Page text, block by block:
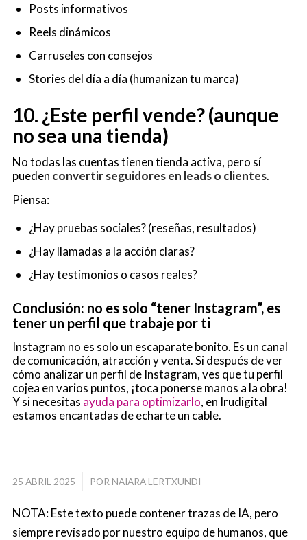
Posts informativos
Reels dinámicos
Carruseles con consejos
Stories del día a día (humanizan tu marca)
10. ¿Este perfil vende? (aunque
no sea una tienda)
No todas las cuentas tienen tienda activa, pero sí
pueden convertir seguidores en leads o clientes.
Piensa:
¿Hay pruebas sociales? (reseñas, resultados)
¿Hay llamadas a la acción claras?
¿Hay testimonios o casos reales?
Conclusión: no es solo “tener Instagram”, es
tener un perfil que trabaje por ti
Instagram no es solo un escaparate bonito. Es un canal
de comunicación, atracción y venta. Si después de ver
cómo analizar un perfil de Instagram, ves que tu perfil
cojea en varios puntos, ¡toca ponerse manos a la obra!
Y si necesitas ayuda para optimizarlo, en Irudigital
estamos encantadas de echarte un cable.
25 ABRIL 2025 POR NAIARA LERTXUNDI
NOTA: Este texto puede contener trazas de IA, pero
siempre revisado por nuestro equipo de humanos, que